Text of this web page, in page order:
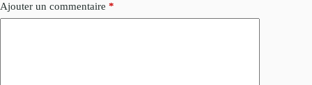
Ajouter un commentaire *